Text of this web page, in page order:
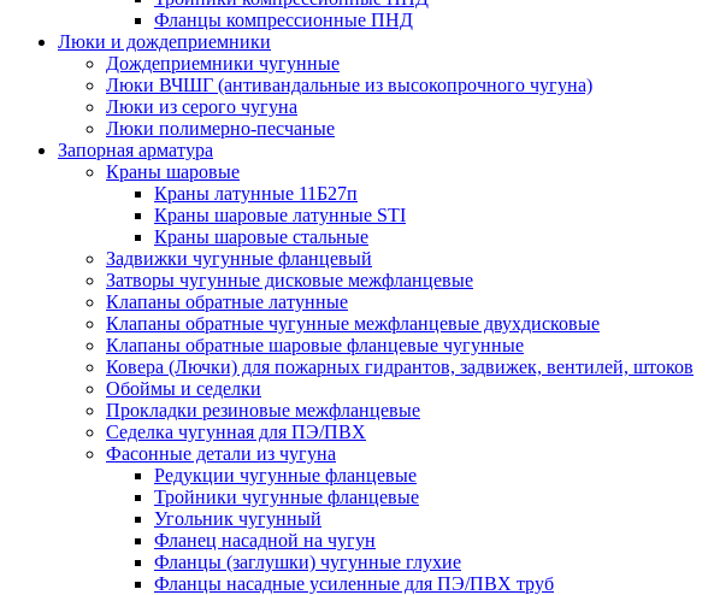
Фланцы компрессионные ПНД
Люки и дождеприемники
Дождеприемники чугунные
Люки ВЧШГ (антивандальные из высокопрочного чугуна)
Люки из серого чугуна
Люки полимерно-песчаные
Запорная арматура
Краны шаровые
Краны латунные 11Б27п
Краны шаровые латунные STI
Краны шаровые стальные
Задвижки чугунные фланцевый
Затворы чугунные дисковые межфланцевые
Клапаны обратные латунные
Клапаны обратные чугунные межфланцевые двухдисковые
Клапаны обратные шаровые фланцевые чугунные
Ковера (Лючки) для пожарных гидрантов, задвижек, вентилей, штоков
Обоймы и седелки
Прокладки резиновые межфланцевые
Седелка чугунная для ПЭ/ПВХ
Фасонные детали из чугуна
Редукции чугунные фланцевые
Тройники чугунные фланцевые
Угольник чугунный
Фланец насадной на чугун
Фланцы (заглушки) чугунные глухие
Фланцы насадные усиленные для ПЭ/ПВХ труб